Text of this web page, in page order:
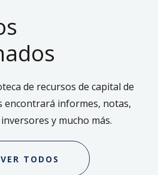
de recursos de capital de
encontrará informes, notas,
y mucho más.
VER TODOS